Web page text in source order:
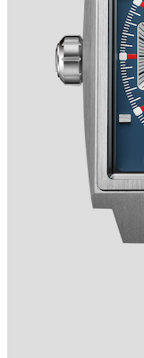
TRADITION